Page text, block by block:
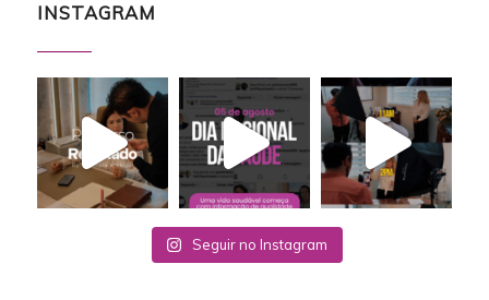
INSTAGRAM
Seguir no Instagram